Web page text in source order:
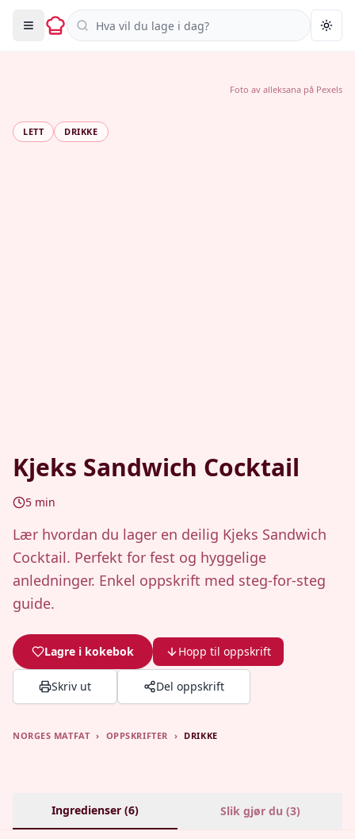
Søk i oppskrifter
LETT DRIKKE
Kjeks Sandwich Cocktail
5 min
Lær hvordan du lager en deilig Kjeks Sandwich
Cocktail. Perfekt for fest og hyggelige
anledninger. Enkel oppskrift med steg-for-steg
guide.
Lagre i kokebok Hopp til oppskrift
Skriv ut Del oppskrift
Foto av alleksana på Pexels
NORGES MATFAT › OPPSKRIFTER › DRIKKE
Ingredienser (6) Slik gjør du (3)